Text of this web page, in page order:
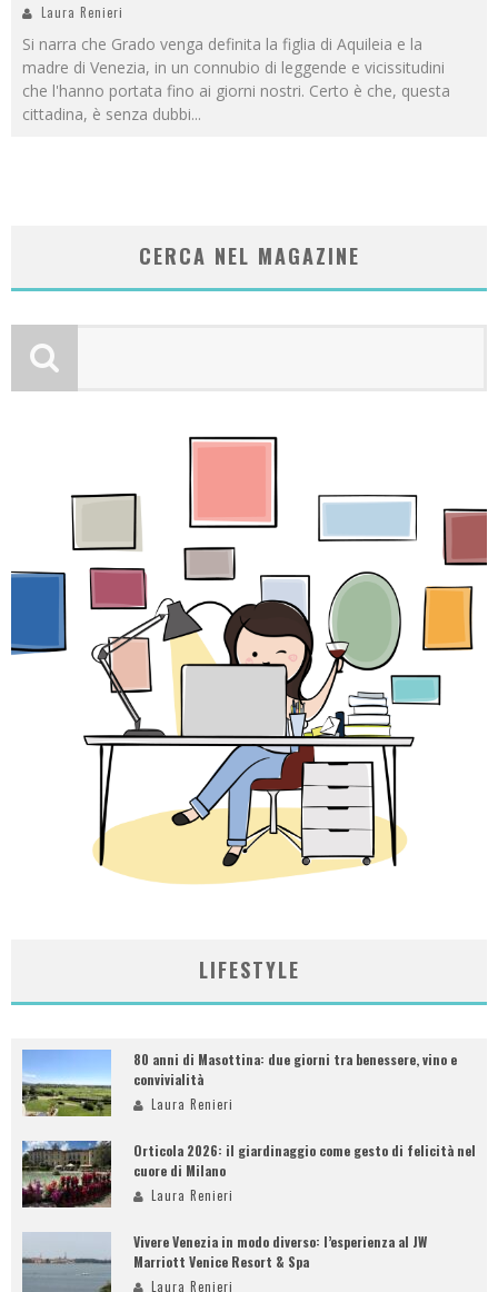
Laura Renieri
Si narra che Grado venga definita la figlia di Aquileia e la
madre di Venezia, in un connubio di leggende e vicissitudini
che l'hanno portata fino ai giorni nostri. Certo è che, questa
cittadina, è senza dubbi...
CERCA NEL MAGAZINE
LIFESTYLE
80 anni di Masottina: due giorni tra benessere, vino e
convivialità
Laura Renieri
Orticola 2026: il giardinaggio come gesto di felicità nel
cuore di Milano
Laura Renieri
Vivere Venezia in modo diverso: l’esperienza al JW
Marriott Venice Resort & Spa
Laura Renieri